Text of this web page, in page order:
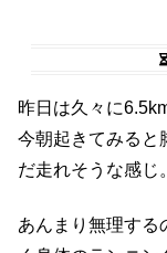
昨日は久々に
今朝起きてみると
だ走れそうな感じ。
あんまり無理する